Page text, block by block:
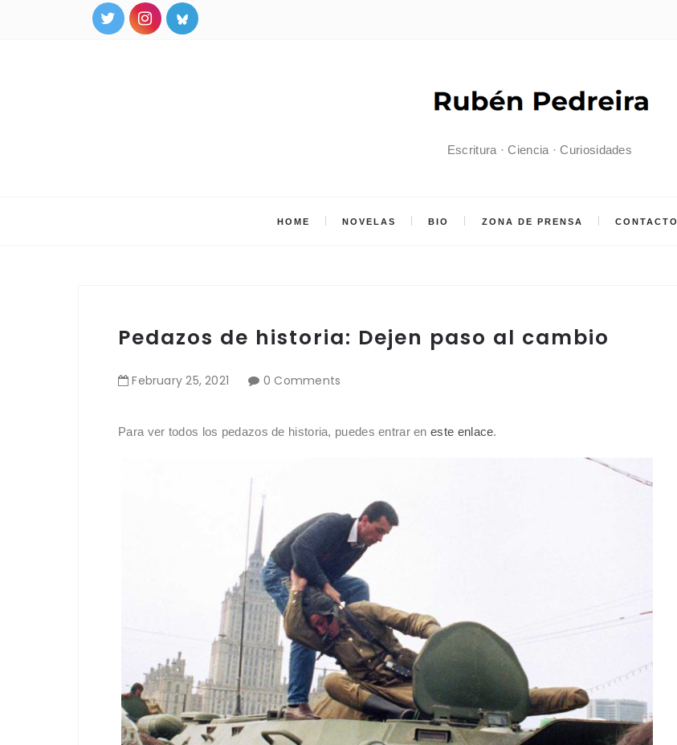
Escritura · Ciencia · Curiosidades
HOME NOVELAS BIO ZONA DE PRENSA CONTACTO
Pedazos de historia: Dejen paso al cambio
February 25,2021 0 Comments
Para ver todos los pedazos de historia, puedes entrar eneste enlace.